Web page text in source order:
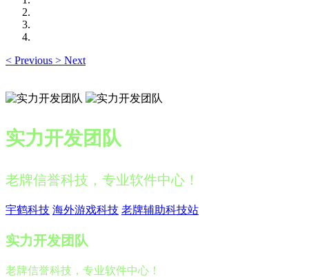
< Previous > Next
实力开发团队
老牌信誉科技，专业软件中心！
宇鹤科技 海外游戏科技 老牌辅助科技站
实力开发团队
老牌信誉科技，专业软件中心！